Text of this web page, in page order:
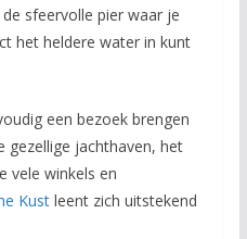
sfeervolle pier waar je
het heldere water in kunt
een bezoek brengen
gezellige jachthaven, het
vele winkels en
Kustleent zich uitstekend